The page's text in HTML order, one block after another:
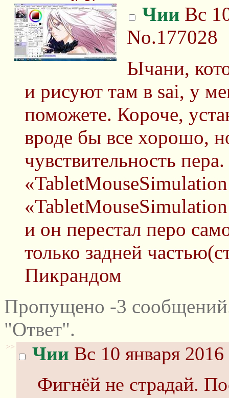
Чии Вс
No.177028
Ычани,
и рисуют там в sai, у
поможете. Короче,
вроде бы все хорошо,
чувствительность
и он перестал перо
только задней
Пикрандом
Пропущено -3
"Ответ".
>> Чии Вс 10 января
Фигнёй не страдай.